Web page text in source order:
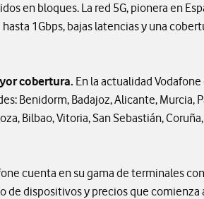
en bloques. La red 5G, pionera en
1Gbps, bajas latencias y una
cobertura. En la actualidad
Benidorm, Badajoz, Alicante, Murcia,
Bilbao, Vitoria, San Sebastián,
cuenta en su gama de terminales
de dispositivos y precios que comienza